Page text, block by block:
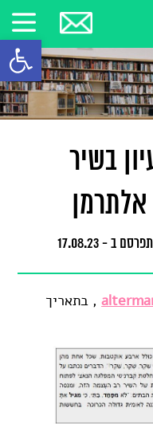
פתח
בשיר
ב - 17.08.23
, בתאריך